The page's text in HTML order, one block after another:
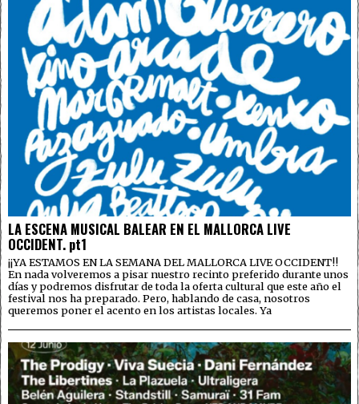
LA ESCENA MUSICAL BALEAR EN EL MALLORCA LIVE
OCCIDENT. pt1
¡¡YA ESTAMOS EN LA SEMANA DEL MALLORCA LIVE OCCIDENT!!
En nada volveremos a pisar nuestro recinto preferido durante unos
días y podremos disfrutar de toda la oferta cultural que este año el
festival nos ha preparado. Pero, hablando de casa, nosotros
queremos poner el acento en los artistas locales. Ya